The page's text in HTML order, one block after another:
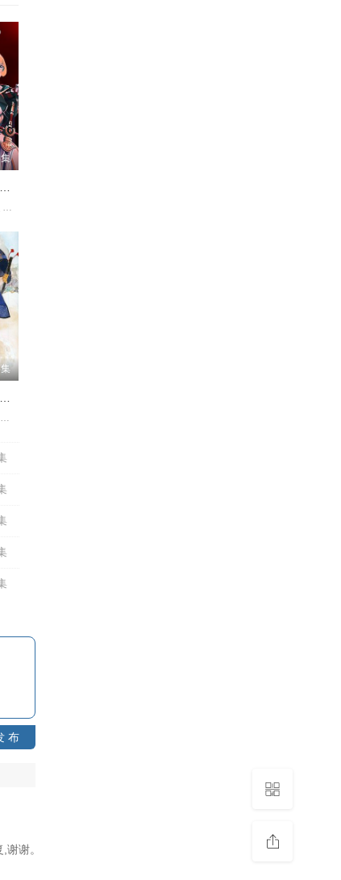
下来是“拷问”时间第2季
伊藤静
元寿子
代拓
幡爱
褴褛鸢组
布
谢。